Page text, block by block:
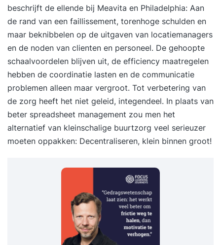
beschrijft de ellende bij Meavita en Philadelphia: Aan
de rand van een faillissement, torenhoge schulden en
maar beknibbelen op de uitgaven van locatiemanagers
en de noden van clienten en personeel. De gehoopte
schaalvoordelen blijven uit, de efficiency maatregelen
hebben de coordinatie lasten en de communicatie
problemen alleen maar vergroot. Tot verbetering van
de zorg heeft het niet geleid, integendeel. In plaats van
beter spreadsheet management zou men het
alternatief van kleinschalige buurtzorg veel serieuzer
moeten oppakken: Decentraliseren, klein binnen groot!